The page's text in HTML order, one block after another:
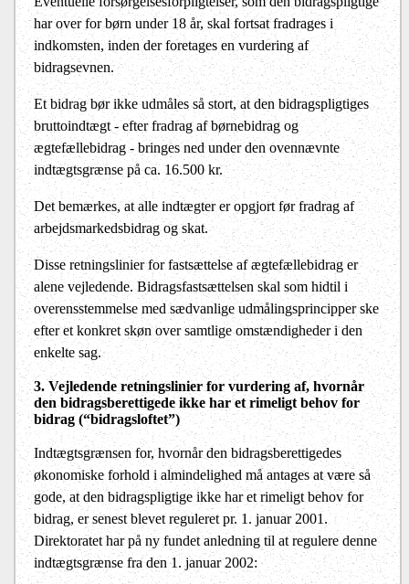
har over for børn under 18 år, skal fortsat fradrages i
indkomsten, inden der foretages en vurdering af
bidragsevnen.
Et bidrag bør ikke udmåles så stort, at den bidragspligtiges
bruttoindtægt - efter fradrag af børnebidrag og
ægtefællebidrag - bringes ned under den ovennævnte
indtægtsgrænse på ca. 16.500 kr.
Det bemærkes, at alle indtægter er opgjort før fradrag af
arbejdsmarkedsbidrag og skat.
Disse retningslinier for fastsættelse af ægtefællebidrag er
alene vejledende. Bidragsfastsættelsen skal som hidtil i
overensstemmelse med sædvanlige udmålingsprincipper ske
efter et konkret skøn over samtlige omstændigheder i den
enkelte sag.
3. Vejledende retningslinier for vurdering af, hvornår
den bidragsberettigede ikke har et rimeligt behov for
bidrag (“bidragsloftet”)
Indtægtsgrænsen for, hvornår den bidragsberettigedes
økonomiske forhold i almindelighed må antages at være så
gode, at den bidragspligtige ikke har et rimeligt behov for
bidrag, er senest blevet reguleret pr. 1. januar 2001.
Direktoratet har på ny fundet anledning til at regulere denne
indtægtsgrænse fra den 1. januar 2002: